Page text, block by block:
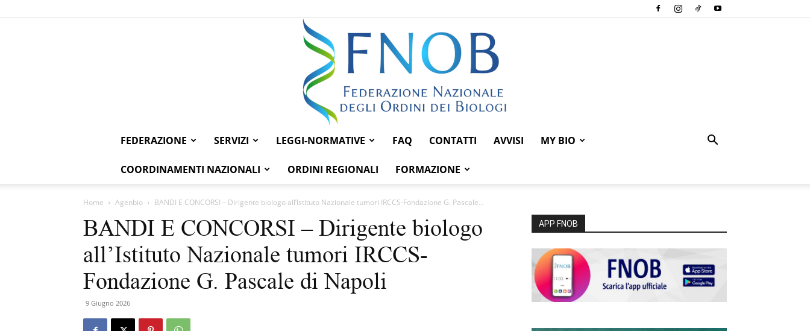
Federazione
FEDERAZIONE SERVIZI LEGGI-NORMATIVE FAQ CONTATTI AVVISI MY BIO
COORDINAMENTI NAZIONALI ORDINI REGIONALI FORMAZIONE
Home Agenbio BANDI E CONCORSI – Dirigente biologo all’Istituto Nazionale tumori IRCCS-Fondazione G. Pascale...
BANDI E CONCORSI – Dirigente biologo
all’Istituto Nazionale tumori IRCCS-
Fondazione G. Pascale di Napoli
9 Giugno 2026
APP FNOB